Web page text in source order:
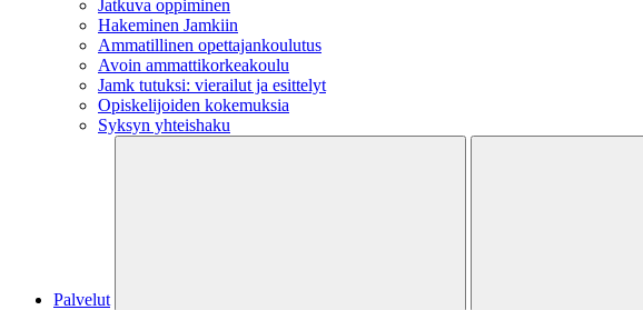
Jatkuva oppiminen
Hakeminen Jamkiin
Ammatillinen opettajankoulutus
Avoin ammattikorkeakoulu
Jamk tutuksi: vierailut ja esittelyt
Opiskelijoiden kokemuksia
Syksyn yhteishaku
Palvelut